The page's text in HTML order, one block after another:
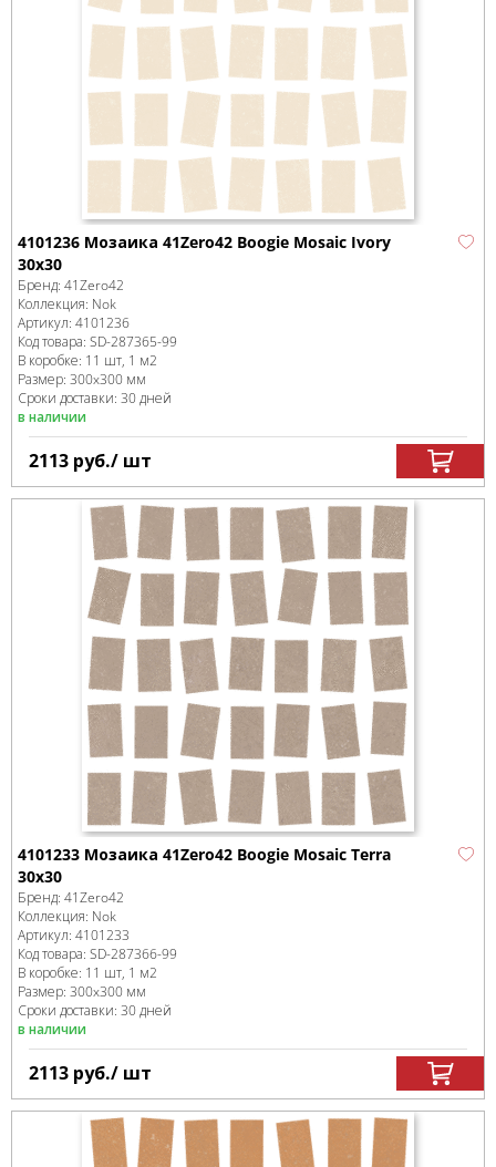
4101236 Мозаика 41Zero42 Boogie Mosaic Ivory
30x30
Бренд: 41Zero42
Коллекция: Nok
Артикул: 4101236
Код товара: SD-287365-99
В коробке: 11 шт, 1 м2
Размер: 300x300 мм
Сроки доставки: 30 дней
в наличии
2113 руб./ шт
4101233 Мозаика 41Zero42 Boogie Mosaic Terra
30x30
Бренд: 41Zero42
Коллекция: Nok
Артикул: 4101233
Код товара: SD-287366-99
В коробке: 11 шт, 1 м2
Размер: 300x300 мм
Сроки доставки: 30 дней
в наличии
2113 руб./ шт